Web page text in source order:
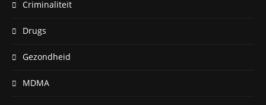
Criminaliteit
Drugs
Gezondheid
MDMA